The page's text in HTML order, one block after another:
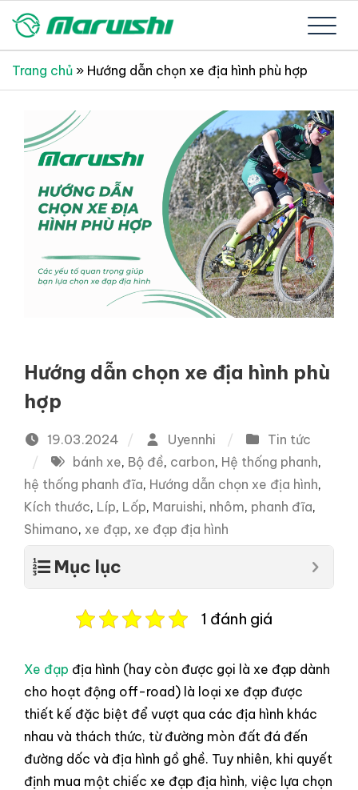
Skip
content
Xe đạp Nhật Bản Maruishi –
Xe đạp Nhật Bản nguyên thùng mới 100%
Trang chủ » Hướng dẫn chọn xe địa hình phù hợp
Hướng dẫn chọn xe địa hình phù
hợp
19.03.2024 Uyennhi
Tin tức
bánh xe, Bộ đề, carbon, Hệ thống phanh,
hệ thống phanh đĩa, Hướng dẫn chọn xe địa hình,
Kích thước, Líp, Lốp, Maruishi, nhôm, phanh đĩa,
Shimano, xe đạp, xe đạp địa hình
Mục lục
1 đánh giá
Xe đạp địa hình (hay còn được gọi là xe đạp dành
cho hoạt động off-road) là loại xe đạp được
thiết kế đặc biệt để vượt qua các địa hình khác
nhau và thách thức, từ đường mòn đất đá đến
đường dốc và địa hình gồ ghề. Tuy nhiên, khi quyết
định mua một chiếc xe đạp địa hình, việc lựa chọn